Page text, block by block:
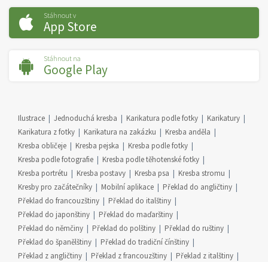
Stáhnout v
App Store
Stáhnout na
Google Play
Ilustrace Jednoduchá kresba Karikatura podle fotky
Karikatury
Karikatura z fotky
Karikatura na zakázku
Kresba anděla
Kresba obličeje
Kresba pejska
Kresba podle fotky
Kresba podle fotografie
Kresba podle těhotenské fotky
Kresba portrétu
Kresba postavy Kresba psa
Kresba stromu
Kresby pro začátečníky
Mobilní aplikace
Překlad do angličtiny
Překlad do francouzštiny
Překlad do italštiny
Překlad do japonštiny
Překlad do maďarštiny
Překlad do němčiny
Překlad do polštiny
Překlad do ruštiny
Překlad do španělštiny
Překlad do tradiční čínštiny
Překlad z angličtiny
Překlad z francouzštiny
Překlad z italštiny